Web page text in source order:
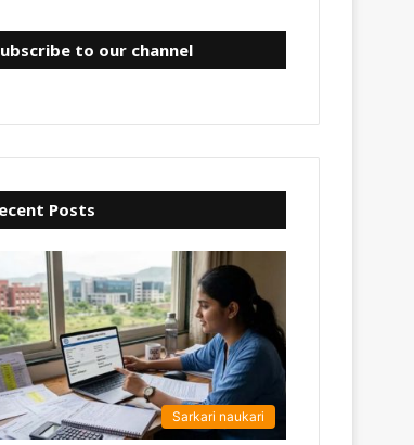
to our channel
Posts
Sarkari naukari